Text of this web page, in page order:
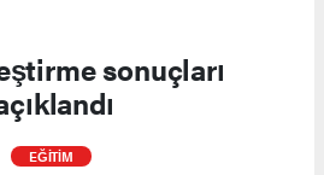
sonuçları
EĞİTİM